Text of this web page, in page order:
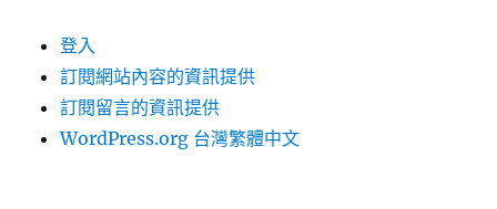
登入
訂閱網站內容的資訊提供
訂閱留言的資訊提供
WordPress.org 台灣繁體中文